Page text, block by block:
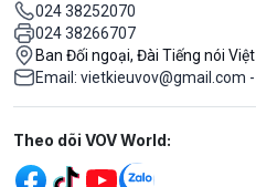
024 38252070
024 38266707
Ban Đối ngoại, Đài Tiếng nói
Email: vietkieuvov@gmail.com
Mạng xã hội
Theo dõi VOV World: